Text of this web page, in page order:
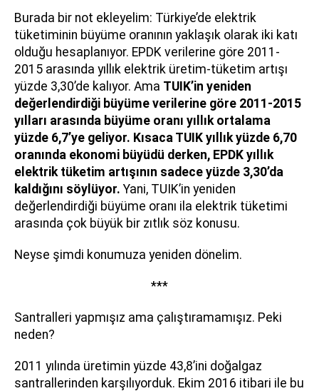
Burada bir not ekleyelim: Türkiye’de elektrik
tüketiminin büyüme oranının yaklaşık olarak iki katı
olduğu hesaplanıyor. EPDK verilerine göre 2011-
2015 arasında yıllık elektrik üretim-tüketim artışı
yüzde 3,30’de kalıyor. Ama TUIK’in yeniden
değerlendirdiği büyüme verilerine göre 2011-2015
yılları arasında büyüme oranı yıllık ortalama
yüzde 6,7’ye geliyor. Kısaca TUIK yıllık yüzde 6,70
oranında ekonomi büyüdü derken, EPDK yıllık
elektrik tüketim artışının sadece yüzde 3,30’da
kaldığını söylüyor. Yani, TUIK’in yeniden
değerlendirdiği büyüme oranı ila elektrik tüketimi
arasında çok büyük bir zıtlık söz konusu.
Neyse şimdi konumuza yeniden dönelim.
***
Santralleri yapmışız ama çalıştıramamışız. Peki
neden?
2011 yılında üretimin yüzde 43,8’ini doğalgaz
santrallerinden karşılıyorduk. Ekim 2016 itibari ile bu